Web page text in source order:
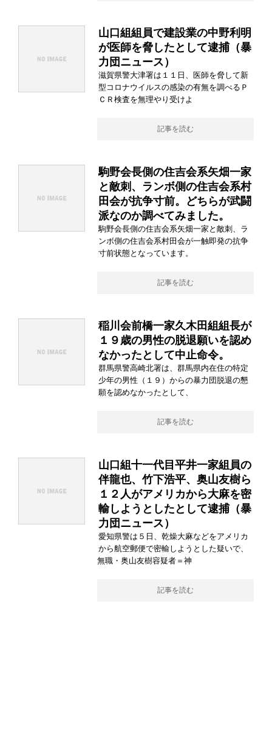
山口組組員で建設業の中野利明
が医師を脅したとして逮捕（暴
力団ニュース）
滋賀県警大津署は１１日、医師を脅して新
型コロナウイルスの感染の有無を調べるＰ
ＣＲ検査を無理やり受けよ
記事を読む
駒野会長側の住吉会系矢畑一家
と敵刺、ランボ側の住吉会系村
田会が抗争寸前。どちらが武闘
派なのか調べてみました。
駒野会長側の住吉会系矢畑一家と敵刺、ラ
ンボ側の住吉会系村田会が一触即発の抗争
寸前状態となっています。
記事を読む
稲川会前橋一家久木田組組長が
１９歳の男性の脱退願いを認め
なかったとして中止命令。
群馬県警高崎北署は、群馬県内在住の特定
少年の男性（１９）からの暴力団脱退の懇
願を認めなかったとして、
記事を読む
山口組十一代目平井一家組員の
伴龍也、竹下浩平、奥山友樹ら
１２人がアメリカから大麻を密
輸しようとしたとして逮捕（暴
力団ニュース）
愛知県警は５日、乾燥大麻などをアメリカ
から航空郵便で密輸しようとした疑いで、
無職・奥山友樹容疑者＝神
記事を読む